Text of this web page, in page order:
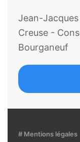
Jean-Jacques
Creuse -
Bourganeuf
# Mentions légales